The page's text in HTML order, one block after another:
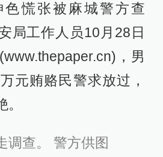
色慌张被麻城警方查
局工作人员10月28日
，男
元贿赂民警求放过，
调查。 警方供图